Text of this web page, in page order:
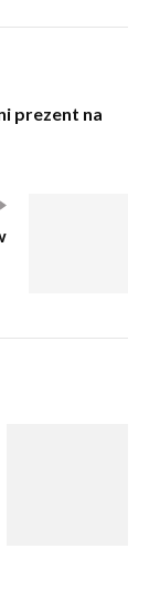
prezent na